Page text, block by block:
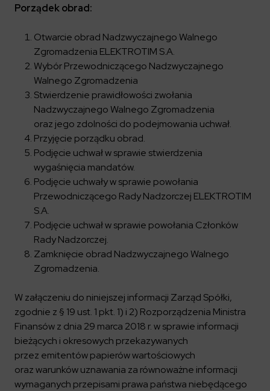
Environment
Society
Corporate governance
Whistle-blower
Integrated Management System
ELEKTROTIM in the media
Press releases
Media contact
Contact
English
Porządek obrad:
Otwarcie obrad Nadzwyczajnego Walnego
Zgromadzenia ELEKTROTIM S.A.
Wybór Przewodniczącego Nadzwyczajnego
Walnego Zgromadzenia
Stwierdzenie prawidłowości zwołania
Nadzwyczajnego Walnego Zgromadzenia
oraz jego zdolności do podejmowania uchwał.
Przyjęcie porządku obrad.
Podjęcie uchwał w sprawie stwierdzenia
wygaśnięcia mandatów.
Podjęcie uchwały w sprawie powołania
Przewodniczącego Rady Nadzorczej ELEKTROTIM
S.A.
Podjęcie uchwał w sprawie powołania Członków
Rady Nadzorczej.
Zamknięcie obrad Nadzwyczajnego Walnego
Zgromadzenia.
W załączeniu do niniejszej informacji Zarząd Spółki,
zgodnie z § 19 ust. 1 pkt. 1) i 2) Rozporządzenia Ministra
Finansów z dnia 29 marca 2018 r. w sprawie informacji
bieżących i okresowych przekazywanych
przez emitentów papierów wartościowych
oraz warunków uznawania za równoważne informacji
wymaganych przepisami prawa państwa niebędącego